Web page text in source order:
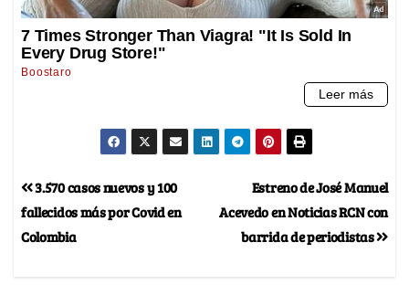
Estreno de José Manuel
Acevedo en Noticias RCN con
barrida de periodistas
3.570 casos nuevos y 100
fallecidos más por Covid en
Colombia